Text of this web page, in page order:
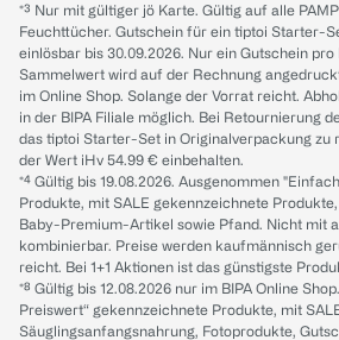
*³ Nur mit gültiger jö Karte. Gültig auf alle
Feuchttücher. Gutschein für ein tiptoi Starter-
einlösbar bis 30.09.2026. Nur ein Gutschein
Sammelwert wird auf der Rechnung
im Online Shop. Solange der Vorrat reicht.
in der BIPA Filiale möglich. Bei Retournierung
das tiptoi Starter-Set in Originalverpackung zu
der Wert iHv 54.99 € einbehalten.
*⁴ Gültig bis 19.08.2026. Ausgenommen
Produkte, mit SALE gekennzeichnete
Baby-Premium-Artikel sowie Pfand. Nicht mit
kombinierbar. Preise werden kaufmännisch
reicht. Bei 1+1 Aktionen ist das günstigste
*⁸ Gültig bis 12.08.2026 nur im BIPA Online
Preiswert“ gekennzeichnete Produkte, mit
Säuglingsanfangsnahrung, Fotoprodukte,